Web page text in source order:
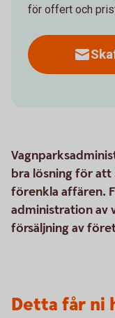
för offert och
bra lösning för
förenkla affären.
administration av
försäljning av
Detta får ni